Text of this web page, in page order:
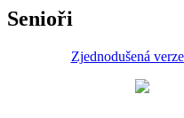
Senioři
Zjednodušená